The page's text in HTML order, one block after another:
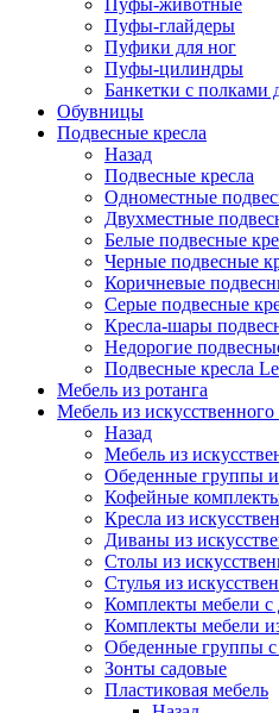
Пуфы-животные
Пуфы-глайдеры
Пуфики для ног
Пуфы-цилиндры
Банкетки с полками
Обувницы
Подвесные кресла
Назад
Подвесные кресла
Одноместные
Двухместные
Белые подвесные
Черные подвесные
Коричневые
Серые подвесные
Кресла-шары
Недорогие
Подвесные кресла
Мебель из ротанга
Мебель из искусственного
Назад
Мебель из
Обеденные группы
Кофейные комплекты
Кресла из
Диваны из
Столы из
Стулья из
Комплекты мебели с
Комплекты мебели
Обеденные группы
Зонты садовые
Пластиковая мебель